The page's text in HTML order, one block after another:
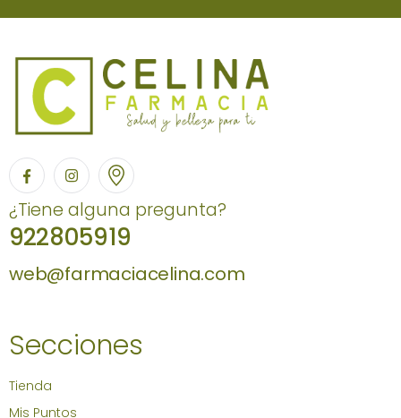
¿Tiene alguna pregunta?
922805919
web@farmaciacelina.com
Secciones
Tienda
Mis Puntos